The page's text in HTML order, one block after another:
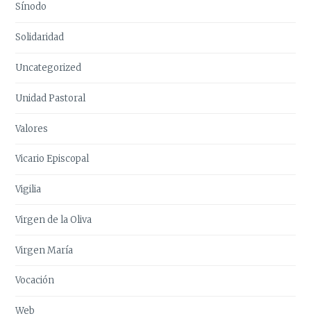
Sínodo
Solidaridad
Uncategorized
Unidad Pastoral
Valores
Vicario Episcopal
Vigilia
Virgen de la Oliva
Virgen María
Vocación
Web